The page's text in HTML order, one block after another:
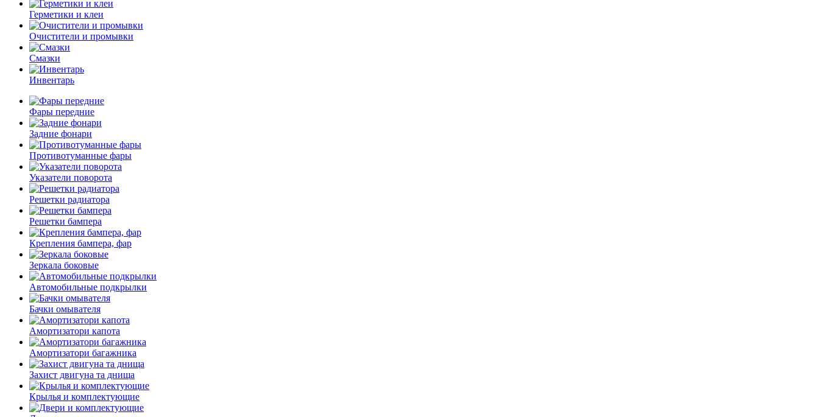
Герметики и клеи
Очистители и промывки
Смазки
Инвентарь
Фары передние
Задние фонари
Противотуманные фары
Указатели поворота
Решетки радиатора
Решетки бампера
Крепления бампера, фар
Зеркала боковые
Автомобильные подкрылки
Бачки омывателя
Амортизатори капота
Амортизатори багажника
Захист двигуна та днища
Крылья и комплектующие